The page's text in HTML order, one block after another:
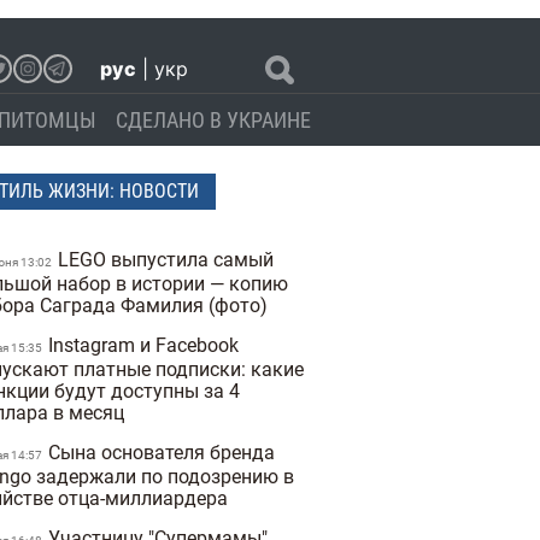
рус укр
ПИТОМЦЫ СДЕЛАНО В УКРАИНЕ
ЖИЗНИ: НОВОСТИ
13:02
LEGO выпустила самый
набор в истории — копию
Саграда Фамилия (фото)
15:35 Instagram и Facebook
платные подписки: какие
будут доступны за 4
в месяц
14:57
Сына основателя бренда
задержали по подозрению в
отца-миллиардера